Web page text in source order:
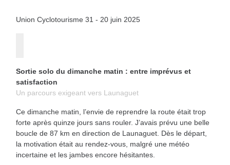
Union Cyclotourisme 31 - 20 juin 2025
Sortie solo du dimanche matin : entre imprévus et
satisfaction
Un parcours exigeant vers Launaguet
Ce dimanche matin, l’envie de reprendre la route était trop
forte après quinze jours sans rouler. J’avais prévu une belle
boucle de 87 km en direction de Launaguet. Dès le départ,
la motivation était au rendez-vous, malgré une météo
incertaine et les jambes encore hésitantes.